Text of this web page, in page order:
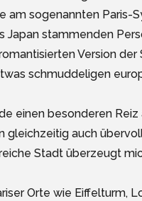
am sogenannten Paris-
Japan stammenden
Version
schmuddeligen
einen besonderen
gleichzeitig auch
Stadt überzeugt
Orte wie Eiffelturm,